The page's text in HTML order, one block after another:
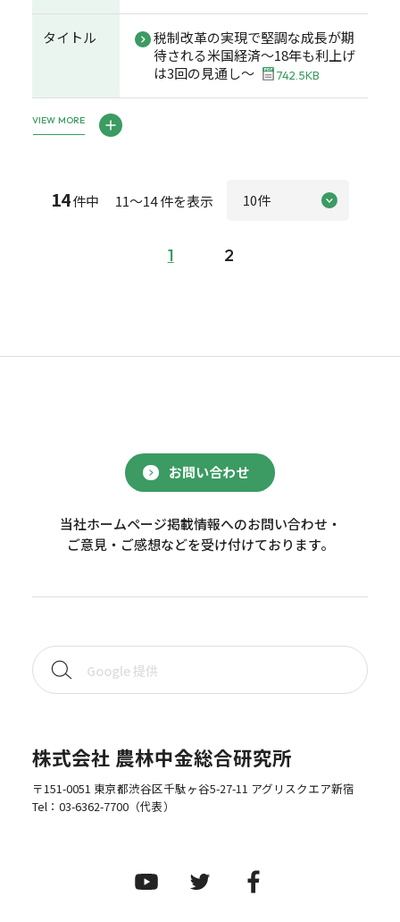
タイトル
税制改革の実現で堅調な成長が期
待される米国経済～18年も利上げ
は3回の見通し～
742.5KB
VIEW MORE
14件中 11～14 件を表示
1 2
お問い合わせ
当社ホームページ掲載情報へのお問い合わせ・
ご意見・ご感想などを受け付けております。
株式会社 農林中金総合研究所
〒151-0051 東京都渋谷区千駄ヶ谷5-27-11 アグリスクエア新宿
Tel： 03-6362-7700（代表）